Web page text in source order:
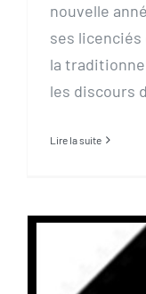
nouvelle
ses
la
les discours
Lire la suite